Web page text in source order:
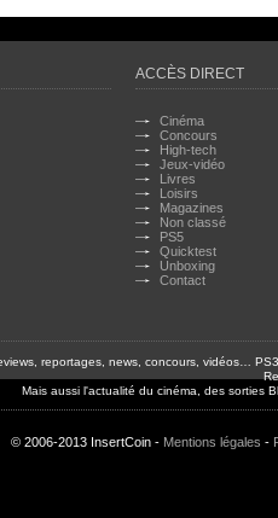
ACCÈS DIRECT
Cinéma
Concours
High-tech
Jeux-vidéo
Livres
Loisirs
Magazines
Non classé
PS5
Quicktest
Unboxing
Contact
reportages, news, concours, vidéos…
Mais aussi l'actualité du cinéma, des sorties
© 2006-2013 InsertCoin - Mentions légales -